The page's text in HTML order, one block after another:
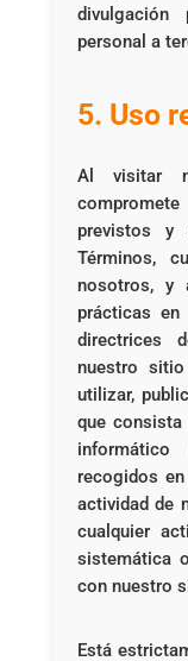
personal a
5. Uso
Al visitar
previstos y
Términos,
nosotros, y
prácticas en
directrices
nuestro
utilizar,
que
recogidos
actividad de
cualquier
sistemática
con nuestro
Está